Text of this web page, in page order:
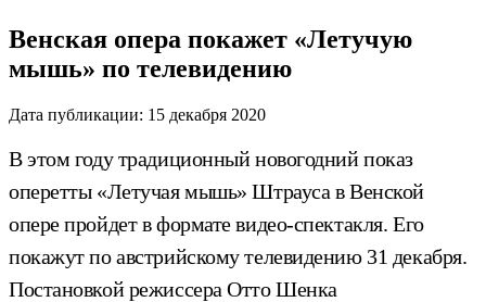
Венская опера покажет «Летучую
мышь» по телевидению
Дата публикации: 15 декабря 2020
В этом году традиционный новогодний показ
оперетты «Летучая мышь» Штрауса в Венской
опере пройдет в формате видео-спектакля. Его
покажут по австрийскому телевидению 31 декабря.
Постановкой режиссера Отто Шенка